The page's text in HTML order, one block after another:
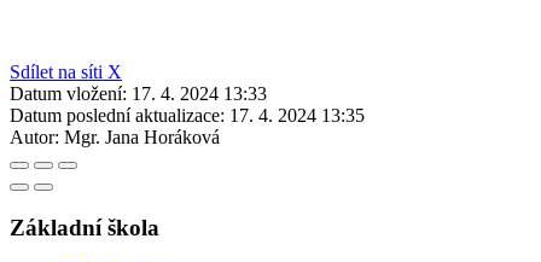
Sdílet na síti X
Datum vložení: 17. 4. 2024 13:33
Datum poslední aktualizace: 17. 4. 2024 13:35
Autor: Mgr. Jana Horáková
Základní škola